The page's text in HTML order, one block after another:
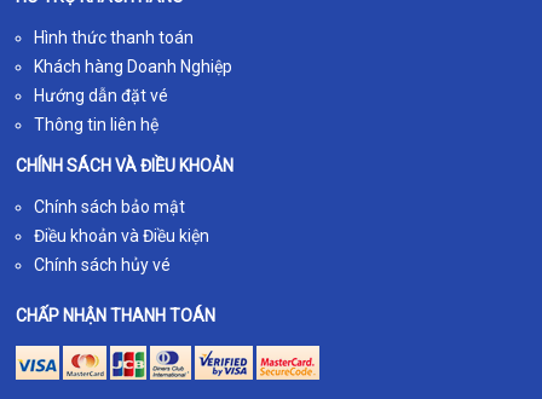
Hình thức thanh toán
Khách hàng Doanh Nghiệp
Hướng dẫn đặt vé
Thông tin liên hệ
CHÍNH SÁCH VÀ ĐIỀU KHOẢN
Chính sách bảo mật
Điều khoản và Điều kiện
Chính sách hủy vé
CHẤP NHẬN THANH TOÁN